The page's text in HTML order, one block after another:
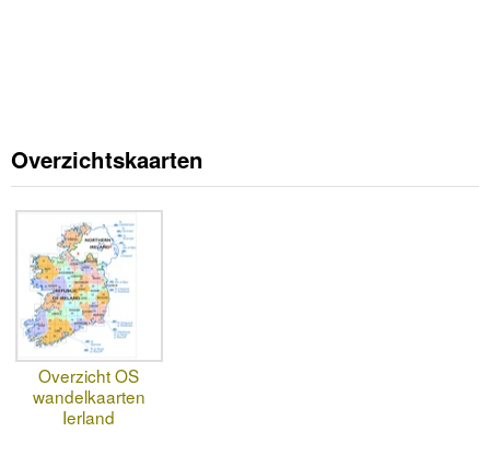
Overzichtskaarten
Overzicht OS
wandelkaarten
Ierland